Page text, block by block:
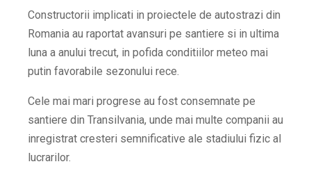
Constructorii implicati in proiectele de autostrazi din
Romania au raportat avansuri pe santiere si in ultima
luna a anului trecut, in pofida conditiilor meteo mai
putin favorabile sezonului rece.
Cele mai mari progrese au fost consemnate pe
santiere din Transilvania, unde mai multe companii au
inregistrat cresteri semnificative ale stadiului fizic al
lucrarilor.